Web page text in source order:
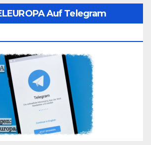
Auf Telegram